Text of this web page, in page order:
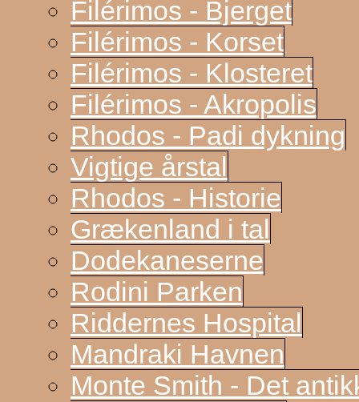
Filérimos - Bjerget
Filérimos - Korset
Filérimos - Klosteret
Filérimos - Akropolis
Rhodos - Padi dykning
Vigtige årstal
Rhodos - Historie
Grækenland i tal
Dodekaneserne
Rodini Parken
Riddernes Hospital
Mandraki Havnen
Monte Smith - Det